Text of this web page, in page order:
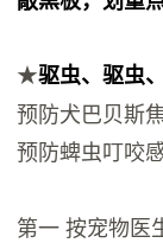
★驱虫、驱虫
预防犬巴贝斯
预防蜱虫叮咬
第一 按宠物医